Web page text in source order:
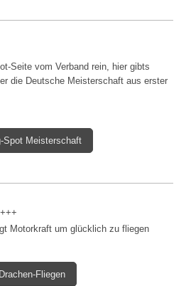
Seite vom Verband rein, hier gibts
die Deutsche Meisterschaft aus erster
Spot Meisterschaft
Motorkraft um glücklich zu fliegen
Drachen-Fliegen